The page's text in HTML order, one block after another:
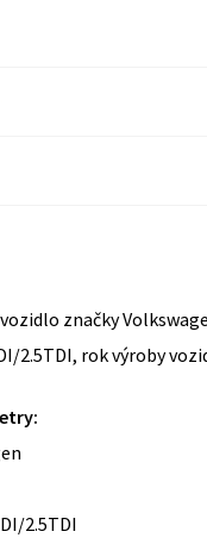
značky
2.5TDI, rok výroby
2.5TDI